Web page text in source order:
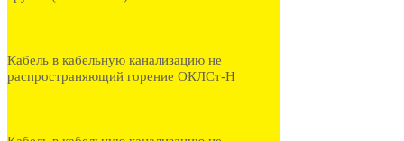
Кабель в кабельную канализацию не
распространяющий горение ОКЛСт-Н